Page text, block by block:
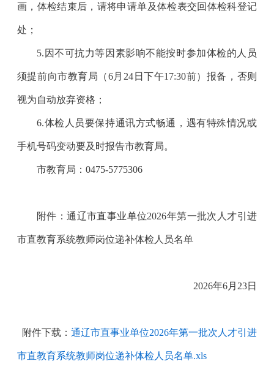
画，体检结束后，请将申请单及体检表交回体检科登记
处；
5. 因不可抗力等因素影响不能按时参加体检的人员
须提前向市教育局（6月24日下午17:30前）报备，否则
视为自动放弃资格；
6.体检人员要保持通讯方式畅通，遇有特殊情况或
手机号码变动要及时报告市教育局。
市教育局：0475-5775306
附件：通辽市直事业单位2026年第一批次人才引进
市直教育系统教师岗位递补体检人员名单
2026年6月23日
附件下载： 通辽市直事业单位2026年第一批次人才引进
市直教育系统教师岗位递补体检人员名单.xls